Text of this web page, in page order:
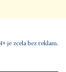
je zcela bez reklam.